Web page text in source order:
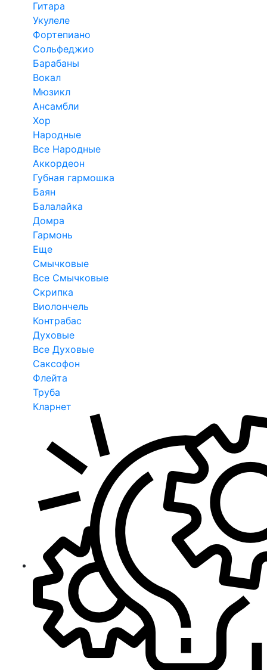
Гитара
Укулеле
Фортепиано
Сольфеджио
Барабаны
Вокал
Мюзикл
Ансамбли
Хор
Народные
Все Народные
Аккордеон
Губная гармошка
Баян
Балалайка
Домра
Гармонь
Еще
Смычковые
Все Смычковые
Скрипка
Виолончель
Контрабас
Духовые
Все Духовые
Саксофон
Флейта
Труба
Кларнет